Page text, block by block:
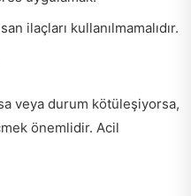
ilaçları kullanılmamalıdır.
veya durum kötüleşiyorsa,
önemlidir. Acil